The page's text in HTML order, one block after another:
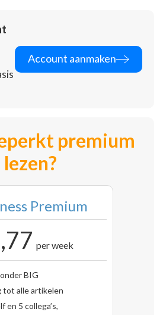
Account aanmaken
premium
lezen?
Premium
per week
BIG
tot alle artikelen
en 5 collega’s,